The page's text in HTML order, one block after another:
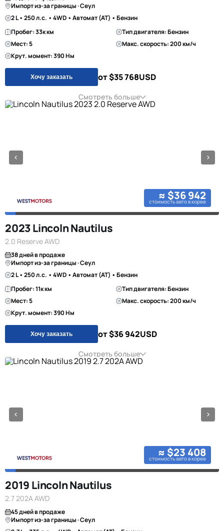
Импорт из-за границы · Сеул
2 L • 250 л.с. • 4WD • Автомат (AT) • Бензин
Пробег: 33к км
Тип двигателя: Бензин
Мест: 5
Макс. скорость: 200 км/ч
Крут. момент: 390 Нм
Хочу заказать от $35 768USD
Смотреть больше
≈ $36 942
стоимость авто в корее
2023 Lincoln Nautilus
2.0 Reserve AWD
38 дней в продаже
Импорт из-за границы · Сеул
2 L • 250 л.с. • 4WD • Автомат (AT) • Бензин
Пробег: 11к км
Тип двигателя: Бензин
Мест: 5
Макс. скорость: 200 км/ч
Крут. момент: 390 Нм
Хочу заказать от $36 942USD
Смотреть больше
≈ $23 408
стоимость авто в корее
2019 Lincoln Nautilus
2.7 202A AWD
45 дней в продаже
Импорт из-за границы · Сеул